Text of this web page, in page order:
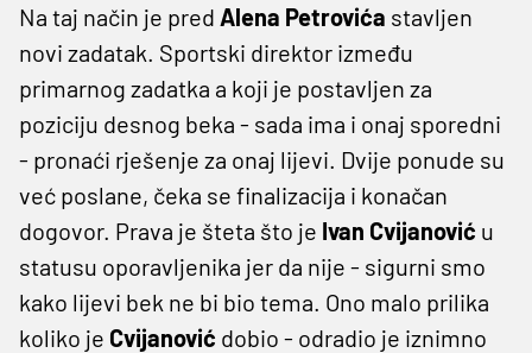
Na taj način je pred Alena Petrovića stavljen
novi zadatak. Sportski direktor između
primarnog zadatka a koji je postavljen za
poziciju desnog beka - sada ima i onaj sporedni
- pronaći rješenje za onaj lijevi. Dvije ponude su
već poslane, čeka se finalizacija i konačan
dogovor. Prava je šteta što je Ivan Cvijanović u
statusu oporavljenika jer da nije - sigurni smo
kako lijevi bek ne bi bio tema. Ono malo prilika
koliko je Cvijanović dobio - odradio je iznimno